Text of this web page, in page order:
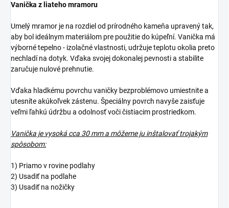
Vanička z liateho mramoru
Umelý mramor je na rozdiel od prírodného kameňa upravený tak,
aby bol ideálnym materiálom pre použitie do kúpeľní. Vanička má
výborné tepelno - izolačné vlastnosti, udržuje teplotu okolia preto
nechladí na dotyk. Vďaka svojej dokonalej pevnosti a stabilite
zaručuje nulové prehnutie.
Vďaka hladkému povrchu vaničky bezproblémovo umiestnite a
utesníte akúkoľvek zástenu. Špeciálny povrch navyše zaisťuje
veľmi ľahkú údržbu a odolnosť voči čistiacim prostriedkom.
Vanička je vysoká cca 30 mm a môžeme ju inštalovať trojakým
spôsobom:
1) Priamo v rovine podlahy
2) Usadiť na podlahe
3) Usadiť na nožičky